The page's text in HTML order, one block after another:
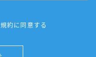
規約に同意する